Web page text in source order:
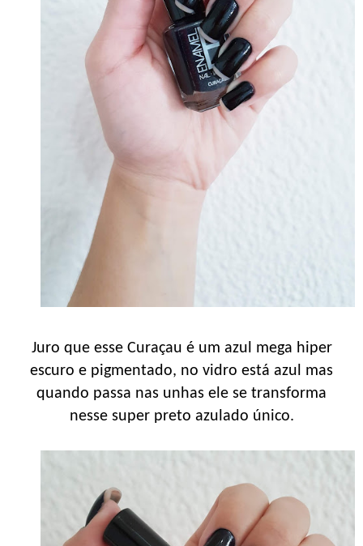
Juro que esse Curaçau é um azul mega hiper
escuro e pigmentado, no vidro está azul mas
quando passa nas unhas ele se transforma
nesse super preto azulado único.